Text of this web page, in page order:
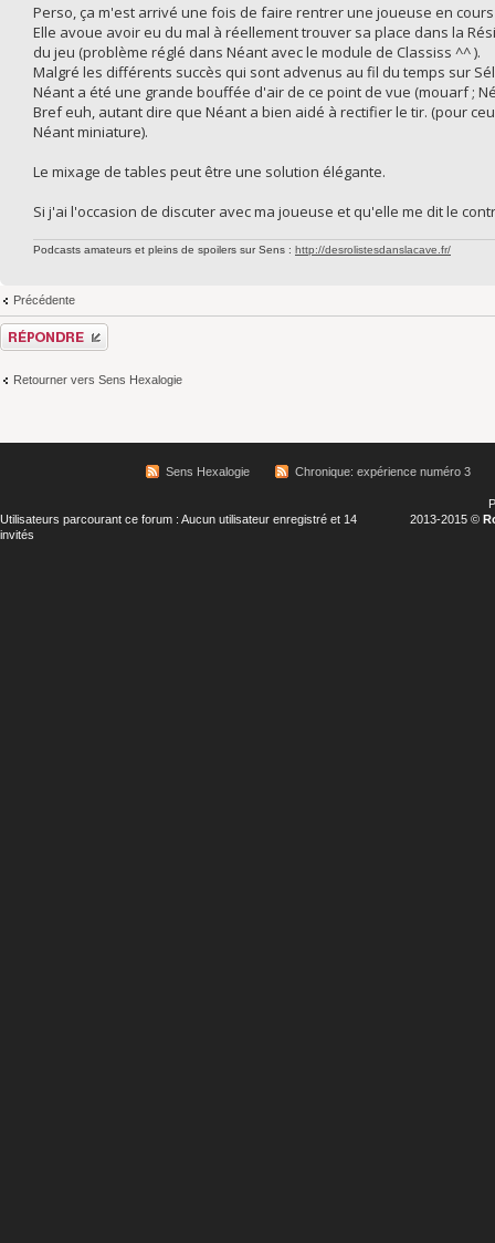
Perso, ça m'est arrivé une fois de faire rentrer une joueuse en
Elle avoue avoir eu du mal à réellement trouver sa place dans la
du jeu (problème réglé dans Néant avec le module de Classiss ^^ ).
Malgré les différents succès qui sont advenus au fil du temps sur
Néant a été une grande bouffée d'air de ce point de vue (mouarf ;
Bref euh, autant dire que Néant a bien aidé à rectifier le tir. (pour
Néant miniature).
Le mixage de tables peut être une solution élégante.
Si j'ai l'occasion de discuter avec ma joueuse et qu'elle me dit le
Podcasts amateurs et pleins de spoilers sur Sens : http://desrolistesdanslacave.fr/
Précédente
Répondre
Retourner vers Sens Hexalogie
Sens Hexalogie Chronique: expérience numéro 3
Utilisateurs parcourant ce forum : Aucun utilisateur enregistré et 14
invités
2013-2015 ©